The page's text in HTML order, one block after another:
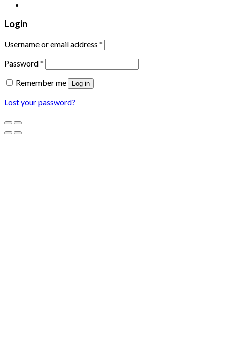
Login
Username or email address *
Password*
Remember me
Log in
Lost your password?